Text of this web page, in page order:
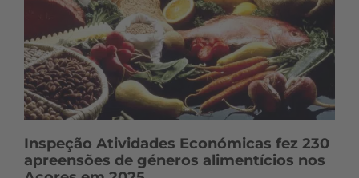
Inspeção Atividades Económicas fez 230
apreensões de géneros alimentícios nos